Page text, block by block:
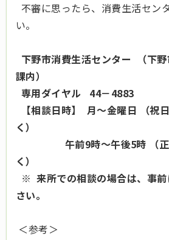
不審に思ったら、消費生活セン
い。
下野市消費生活センター （下
課内）
専用ダイヤル 44－4883
【相談日時】 月～金曜日 （祝
く）
午前9時～午後5時 （正午
く）
※ 来所での相談の場合は、事前
さい。
＜参考＞